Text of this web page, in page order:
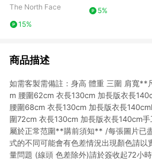
The North Face
15%
5%
商品描述
如需客製需備註：身高 體重 三圍 肩寬
m 腰圍62cm 衣長130cm 加長版衣長
腰圍68cm 衣長130cm 加長版衣長
圍72cm 衣長130cm 加長版衣長140cm
屬於正常范圍**購前須知** /每張圖片已
式的不同可能會有色差情況出現顏色請
量問題 (線頭 色差除外)請於簽收起72小